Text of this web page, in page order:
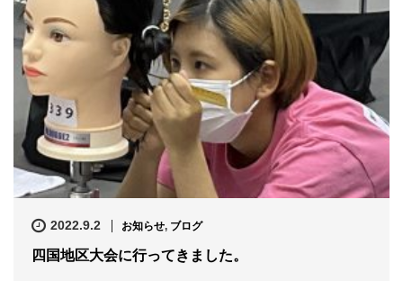
2022.9.2 お知らせ, ブログ
四国地区大会に行ってきました。